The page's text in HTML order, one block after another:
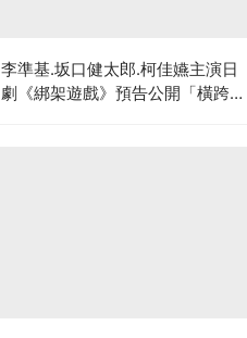
李準基.坂口健太郎.柯佳嬿主演日
劇《綁架遊戲》預告公開「橫跨亞